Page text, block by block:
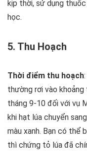
kịp thời, sử dụng
học.
5. Thu Hoạch
Thời điểm thu hoạch
thường rơi vào
tháng 9-10 đối với vụ
khi hạt lúa chuyển
màu xanh. Bạn có thể
thì chứng tỏ lúa đã